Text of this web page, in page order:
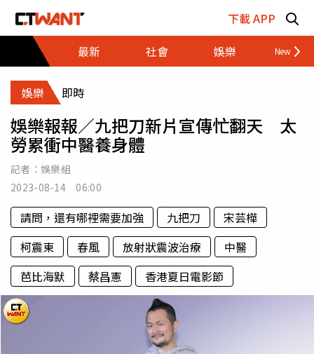
下載 APP
最新
社會 娛樂 財經
娛樂 即時
娛樂報報／九把刀新片宣傳忙翻天 太
勞累衝中醫養身體
記者： 娛樂組
2023-08-14 06:00
請問，還有哪裡需要加強 九把刀
宋芸樺
柯震東
春風 放射狀震波治療
中醫
芭比海默
蔡昌憲 香港夏日電影節